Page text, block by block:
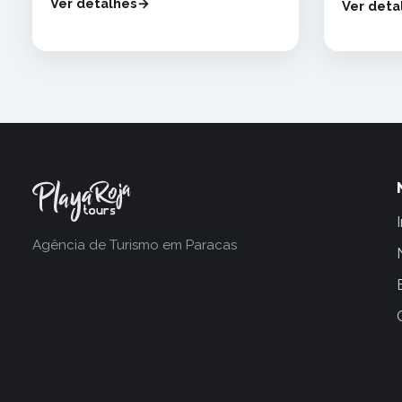
Ver detalhes Ver
Agência de Turismo em Paracas